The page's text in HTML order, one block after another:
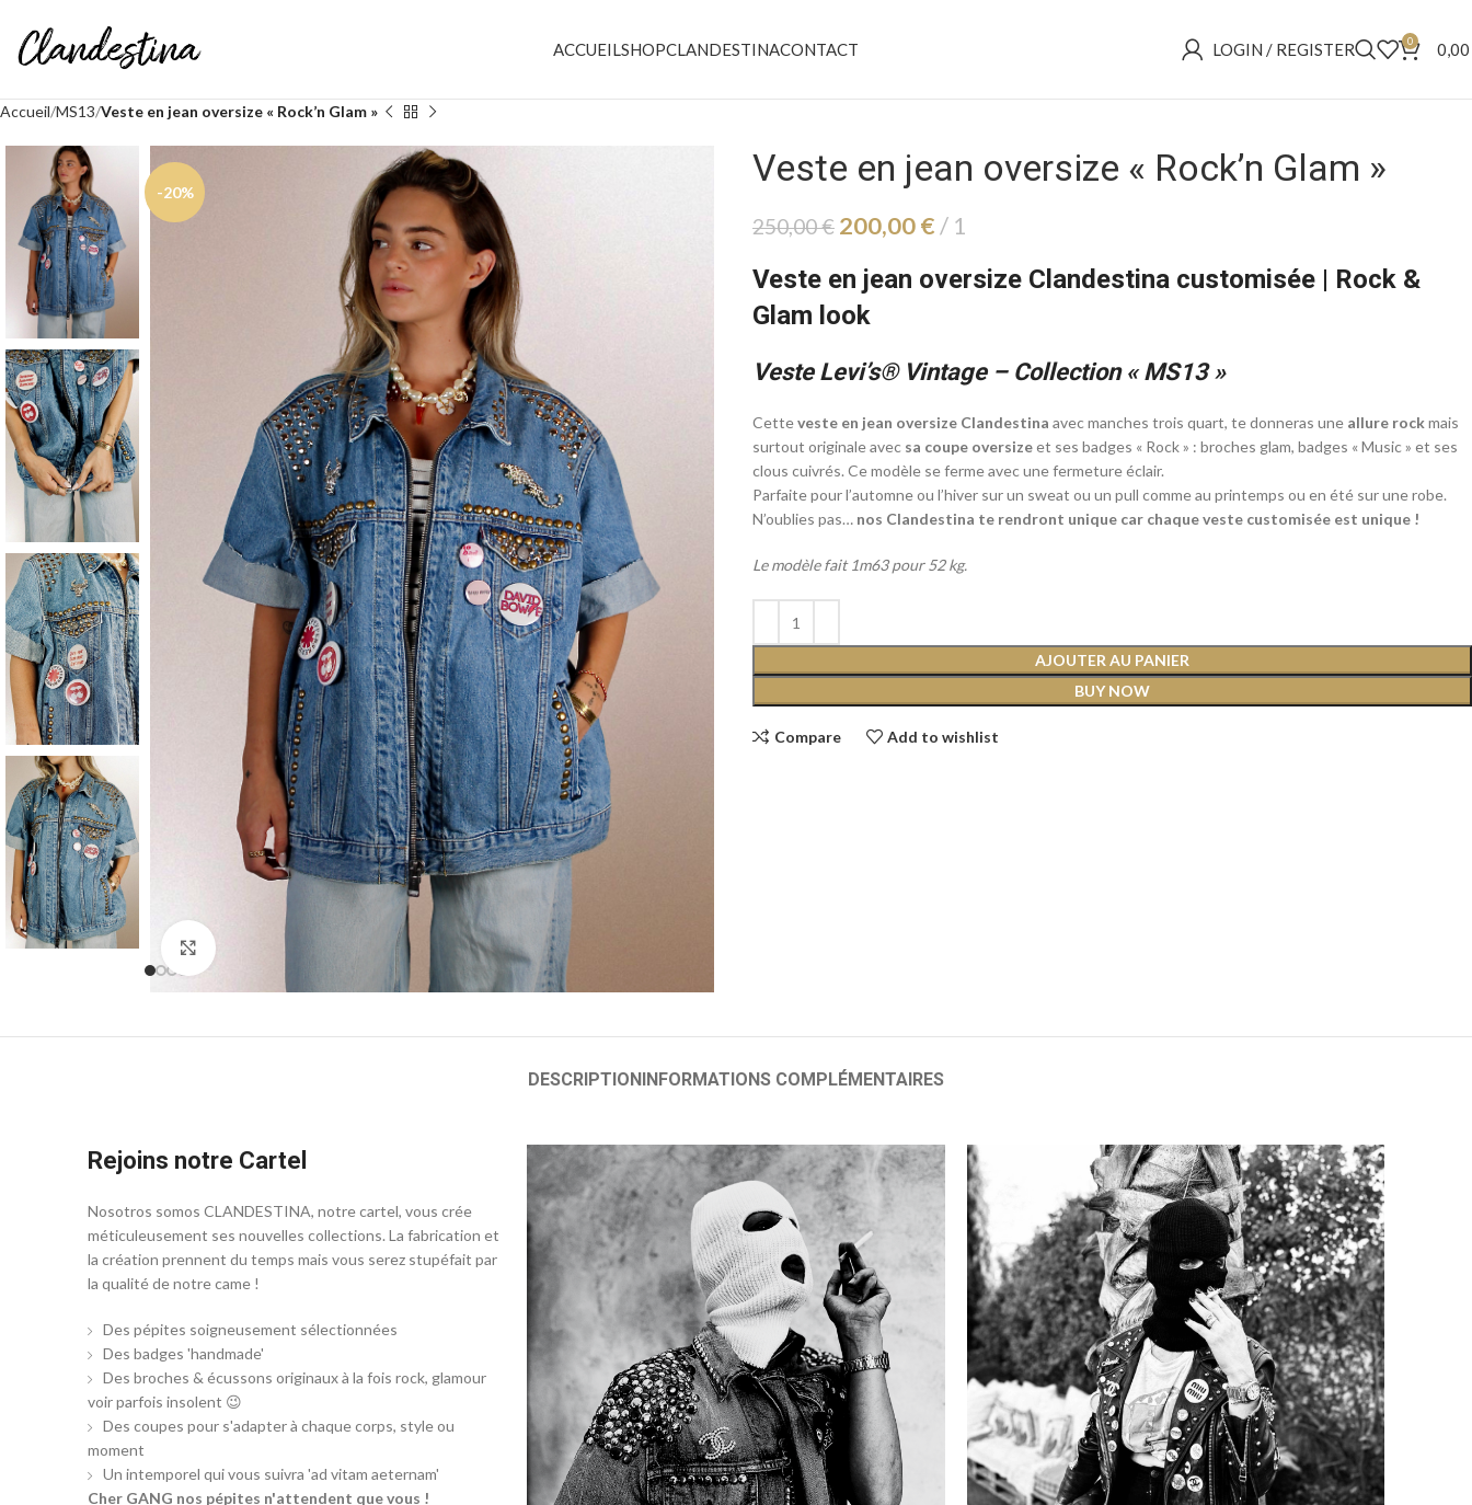
ACCUEILSHOPCLANDESTINACONTACT LOGIN / REGISTER 0 0,00
Accueil MS13 Veste en jean oversize « Rock’n Glam »
-20%
Veste en jean oversize « Rock’n Glam »
250,00€ 200,00€ 1
Veste en jean oversize Clandestina customisée | Rock &
Glam look
Veste Levi’s® Vintage – Collection « MS13 »
Cetteveste en jean oversize Clandestina avec manches trois quart, te donneras une allure rockmais
surtout originale avec sa coupe oversizeet ses badges « Rock » : broches glam, badges « Music » et ses
clous cuivrés. Ce modèle se ferme avec une fermeture éclair.
Parfaite pour l’automne ou l’hiver sur un sweat ou un pull comme au printemps ou en été sur une robe.
N’oublies pas… nos Clandestina te rendront unique car chaque veste customisée est unique !
Le modèle fait 1m63 pour 52 kg.
AJOUTER AU PANIER
BUY NOW
Compare Add to wishlist
DESCRIPTIONINFORMATIONS COMPLÉMENTAIRES
Rejoins notre Cartel
Nosotros somos CLANDESTINA, notre cartel, vous crée
méticuleusement ses nouvelles collections. La fabrication et
la création prennent du temps mais vous serez stupéfait par
la qualité de notre came !
Des pépites soigneusement sélectionnées
Des badges 'handmade'
Des broches & écussons originaux à la fois rock, glamour
voir parfois insolent 😉
Des coupes pour s'adapter à chaque corps, style ou
moment
Un intemporel qui vous suivra 'ad vitam aeternam'
Cher GANG nos pépites n'attendent que vous !